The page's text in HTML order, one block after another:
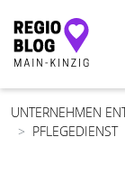
UNTERNEHMEN
PFLEGEDIENST